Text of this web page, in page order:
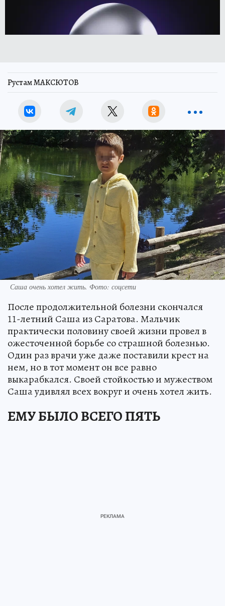
Рустам МАКСЮТОВ
Саша очень хотел жить. Фото: соцсети
После продолжительной болезни скончался
11-летний Саша из Саратова. Мальчик
практически половину своей жизни провел в
ожесточенной борьбе со страшной болезнью.
Один раз врачи уже даже поставили крест на
нем, но в тот момент он все равно
выкарабкался. Своей стойкостью и мужеством
Саша удивлял всех вокруг и очень хотел жить.
ЕМУ БЫЛО ВСЕГО ПЯТЬ